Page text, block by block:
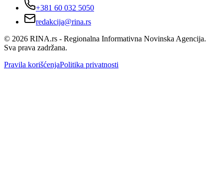
+381 60 032 5050
redakcija@rina.rs
© 2026 RINA.rs - Regionalna Informativna Novinska Agencija.
Sva prava zadržana.
Pravila korišćenjaPolitika privatnosti